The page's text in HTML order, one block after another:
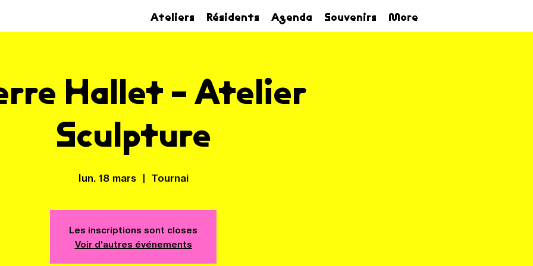
Ateliers Résidents Agenda Souvenirs More
Hallet - Atelier
Sculpture
lun. 18 mars
  |
Tournai
Les inscriptions sont closes
Voir d'autres événements